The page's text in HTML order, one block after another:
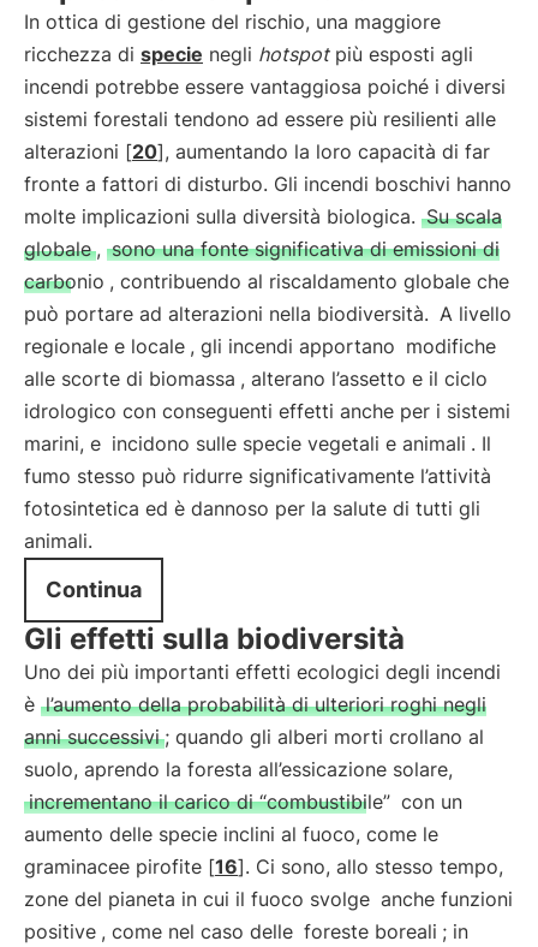
In ottica di gestione del rischio, una maggiore
ricchezza di specie negli hotspotpiù esposti agli
incendi potrebbe essere vantaggiosa poiché i diversi
sistemi forestali tendono ad essere più resilienti alle
alterazioni [20], aumentando la loro capacità di far
fronte a fattori di disturbo. Gli incendi boschivi hanno
molte implicazioni sulla diversità biologica. Su scala
globale , sono una fonte significativa di emissioni di
carbonio , contribuendo al riscaldamento globale che
può portare ad alterazioni nella biodiversità. A livello
regionale e locale , gli incendi apportano modifiche
alle scorte di biomassa , alterano l’assetto e il ciclo
idrologico con conseguenti effetti anche per i sistemi
marini, e incidono sulle specie vegetali e animali . Il
fumo stesso può ridurre significativamente l’attività
fotosintetica ed è dannoso per la salute di tutti gli
animali.
Continua
Gli effetti sulla biodiversità
Uno dei più importanti effetti ecologici degli incendi
è l’aumento della probabilità di ulteriori roghi negli
anni successivi ; quando gli alberi morti crollano al
suolo, aprendo la foresta all’essicazione solare,
incrementano il carico di “combustibile” con un
aumento delle specie inclini al fuoco, come le
graminacee pirofite [16]. Ci sono, allo stesso tempo,
zone del pianeta in cui il fuoco svolge anche funzioni
positive , come nel caso delle foreste boreali ; in